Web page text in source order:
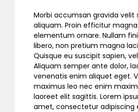
Morbi accumsan gravida velit
aliquam. Proin efficitur
elementum ornare. Nullam
libero, non pretium magna
Quisque eu suscipit sapien,
Aliquam semper ante dolor,
venenatis enim aliquet eget.
maximus leo nec enim
laoreet elit sagittis. Lorem
amet, consectetur adipiscing